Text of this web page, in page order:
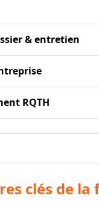
& entretien
RQTH
clés de